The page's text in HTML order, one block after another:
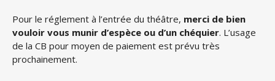
Pour le réglement à l’entrée du théâtre, merci de bien
vouloir vous munir d’espèce ou d’un chéquier. L’usage
de la CB pour moyen de paiement est prévu très
prochainement.